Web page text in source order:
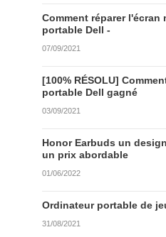
Comment réparer
portable Dell -
07/09/2021
[100% RÉSOLU]
portable Dell gagné
03/09/2021
Honor Earbuds un
un prix abordable
01/06/2022
Ordinateur portable de
31/08/2021